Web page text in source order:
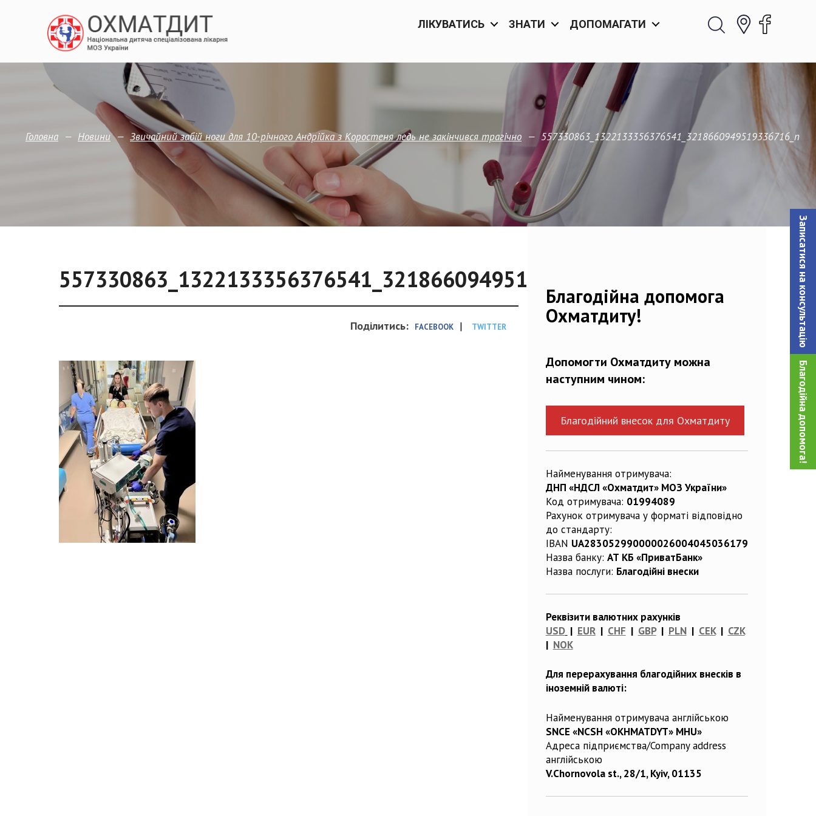
Записатися на консультацiю
Благодійна допомога!
ЛІКУВАТИСЬ ЗНАТИ ДОПОМАГАТИ
Головна — Новини — Звичайний забій ноги для 10-річного Андрійка з Коростеня ледь не закінчився трагічно — 557330863_1322133356376541_3218660949519336716_n
557330863_1322133356376541_3218660949519336716_n
Поділитись: FACEBOOK | TWITTER
Благодійна допомога
Охматдиту!
Допомогти Охматдиту можна
наступним чином:
Благодійний внесок для Охматдиту
Найменування отримувача:
ДНП «НДСЛ «Охматдит» МОЗ України»
Код отримувача: 01994089
Рахунок отримувача у форматі відповідно
до стандарту:
IBAN UA283052990000026004045036179
Назва банку: АТ КБ «ПриватБанк»
Назва послуги: Благодійні внески
Реквізити валютних рахунків
USD | EUR| CHF | GBP| PLN| CEK| CZK
| NOK
Для перерахування благодійних внесків в
іноземній валюті:
Найменування отримувача англійською
SNCE «NCSH «OKHMATDYT» MHU»
Адреса підприємства/Company address
англійською
V.Chornovola st., 28/1, Kyiv, 01135